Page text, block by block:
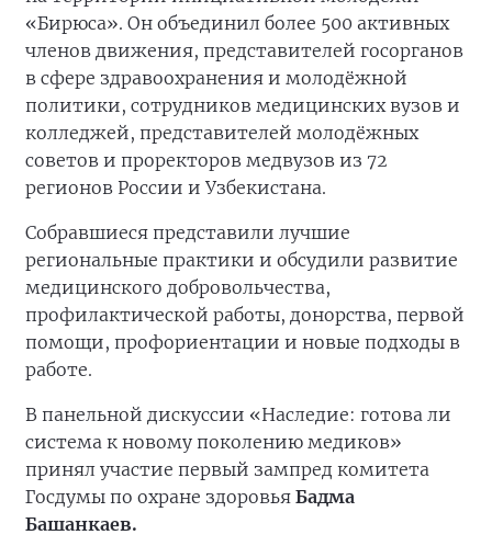
«Бирюса». Он объединил более 500 активных
членов движения, представителей госорганов
в сфере здравоохранения и молодёжной
политики, сотрудников медицинских вузов и
колледжей, представителей молодёжных
советов и проректоров медвузов из 72
регионов России и Узбекистана.
Собравшиеся представили лучшие
региональные практики и обсудили развитие
медицинского добровольчества,
профилактической работы, донорства, первой
помощи, профориентации и новые подходы в
работе.
В панельной дискуссии «Наследие: готова ли
система к новому поколению медиков»
принял участие первый зампред комитета
Госдумы по охране здоровья Бадма
Башанкаев.